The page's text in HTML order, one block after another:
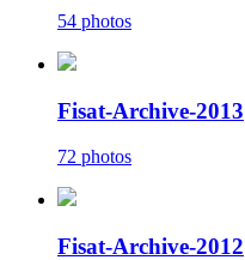
54 photos
Fisat-Archive-2013
72 photos
Fisat-Archive-2012